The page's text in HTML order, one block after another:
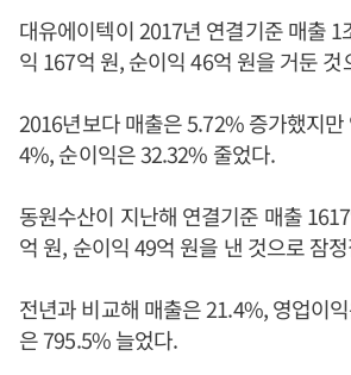
대유에이텍이 2017년 연결기준 매출 1
익 167억 원, 순이익 46억 원을 거둔
2016년보다 매출은 5.72% 증가했지
4%, 순이익은 32.32% 줄었다.
동원수산이 지난해 연결기준 매출
억 원, 순이익 49억 원을 낸 것으로 잠
전년과 비교해 매출은 21.4%, 영업이
은 795.5% 늘었다.